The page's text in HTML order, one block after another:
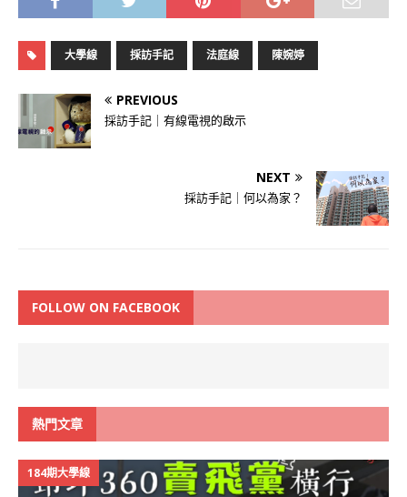
大學線 採訪手記 法庭線 陳婉婷
PREVIOUS
採訪手記｜有線電視的啟示
NEXT
採訪手記｜何以為家？
FOLLOW ON FACEBOOK
熱門文章
184期大學線